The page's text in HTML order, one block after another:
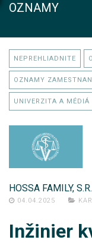
OZNAMY
NEPREHLIADNITE
OZNAMY
UNIVERZITA A MÉDIÁ
HOSSA FAMILY,
04.04.2025
Inžinier